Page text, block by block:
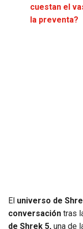
EAGLES
PACKERS
SUNS
TIMBERWOLVES
cuestan el
la preventa?
El universo de
conversación tras
de Shrek 5, una de